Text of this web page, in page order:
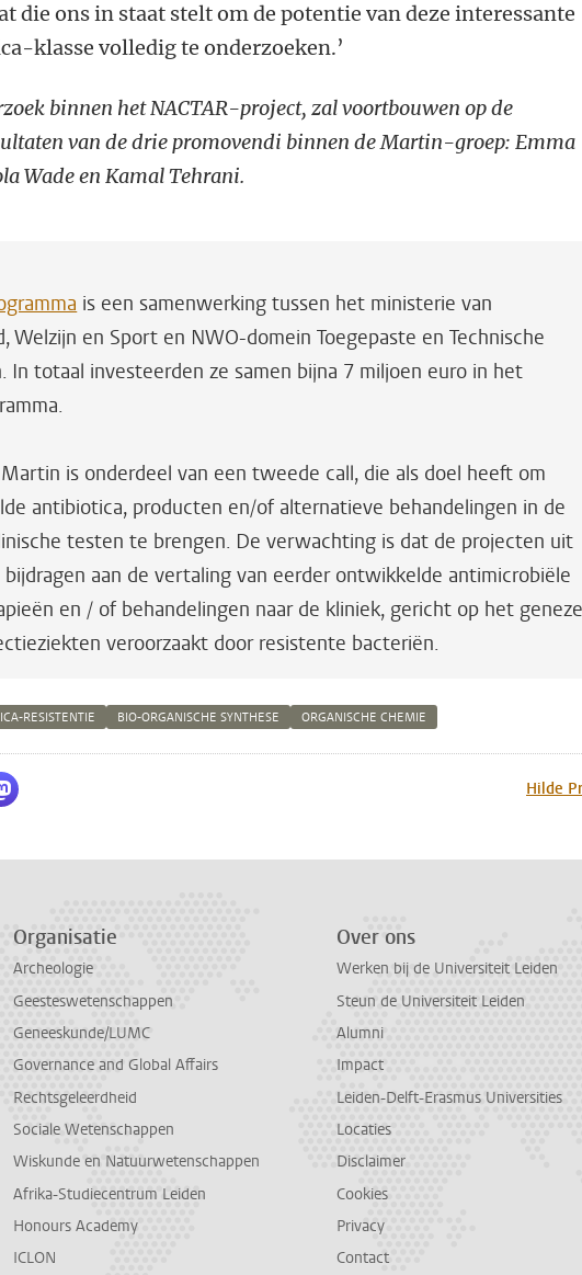
die ons in staat stelt om de potentie van deze interessante
klasse volledig te onderzoeken.’
binnen het NACTAR-project, zal voortbouwen op de
van de drie promovendi binnen de Martin-groep: Emma
Wade en Kamal Tehrani.
is een samenwerking tussen het ministerie van
Welzijn en Sport en NWO-domein Toegepaste en Technische
In totaal investeerden ze samen bijna 7 miljoen euro in het
is onderdeel van een tweede call, die als doel heeft om
antibiotica, producten en/of alternatieve behandelingen in de
testen te brengen. De verwachting is dat de projecten uit
aan de vertaling van eerder ontwikkelde antimicrobiële
en / of behandelingen naar de kliniek, gericht op het
veroorzaakt door resistente bacteriën.
RESISTENTIE BIO-ORGANISCHE SYNTHESE ORGANISCHE CHEMIE
LinkedIn
via WhatsApp
Delen via Mastodon Hilde
Organisatie
Archeologie
Geesteswetenschappen
Geneeskunde/LUMC
Governance and Global Affairs
Rechtsgeleerdheid
Sociale Wetenschappen
Wiskunde en Natuurwetenschappen
Afrika-Studiecentrum Leiden
Honours Academy
ICLON
Over ons
Werken bij de Universiteit Leiden
Steun de Universiteit Leiden
Alumni
Impact
Leiden-Delft-Erasmus Universities
Locaties
Disclaimer
Cookies
Privacy
Contact